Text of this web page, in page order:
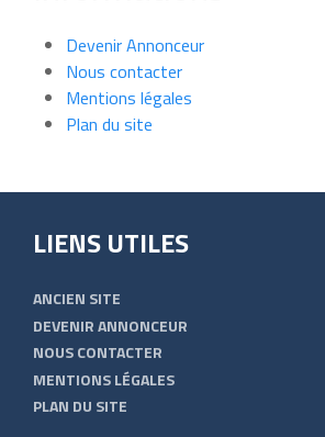
Devenir Annonceur
Nous contacter
Mentions légales
Plan du site
LIENS UTILES
ANCIEN SITE
DEVENIR ANNONCEUR
NOUS CONTACTER
MENTIONS LÉGALES
PLAN DU SITE